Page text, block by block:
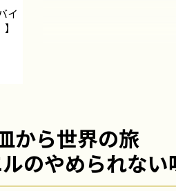
から世界の旅
のやめられな